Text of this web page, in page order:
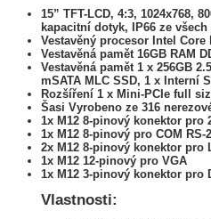
15” TFT-LCD, 4:3, 1024x768,
kapacitní dotyk, IP66 ze všech
Vestavěný procesor Intel Core
Vestavěná pamět 16GB RAM
Vestavěná pamět 1 x 256GB
mSATA MLC SSD, 1 x Interní
Rozšíření 1 x Mini-PCIe full
Šasi Vyrobeno ze 316
1x M12 8-pinový konektor pro
1x M12 8-pinový pro COM RS-
2x M12 8-pinový konektor pro
1x M12 12-pinový pro VGA
1x M12 3-pinový konektor pro
Vlastnosti: